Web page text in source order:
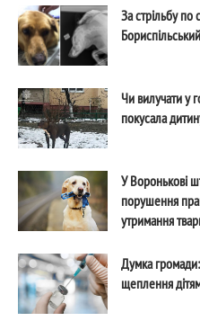
За стрільбу по
Чи вилучати у
покусала
У Воронькові
порушення
утримання
Думка
щеплення